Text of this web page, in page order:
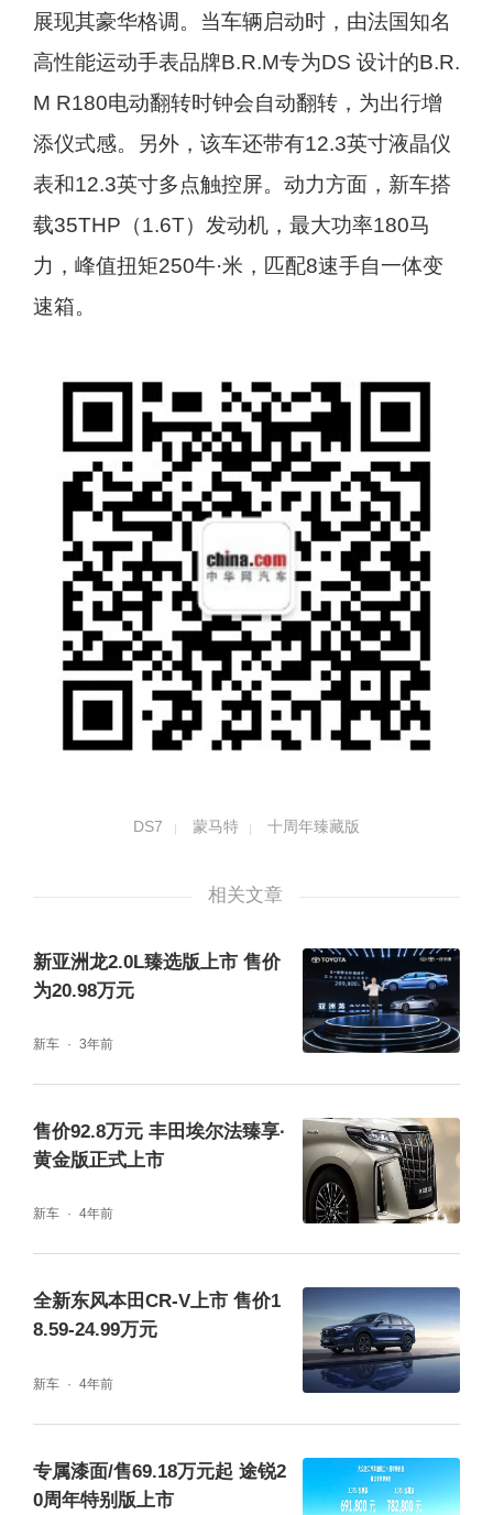
展现其豪华格调。当车辆启动时，由法国知名
高性能运动手表品牌B.R.M专为DS 设计的B.R.
M R180电动翻转时钟会自动翻转，为出行增
添仪式感。另外，该车还带有12.3英寸液晶仪
表和12.3英寸多点触控屏。动力方面，新车搭
载35THP（1.6T）发动机，最大功率180马
力，峰值扭矩250牛·米，匹配8速手自一体变
速箱。
DS7 蒙马特 十周年臻藏版
相关文章
新亚洲龙2.0L臻选版上市 售价
为20.98万元
新车 3年前
售价92.8万元 丰田埃尔法臻享·
黄金版正式上市
新车 4年前
全新东风本田CR-V上市 售价1
8.59-24.99万元
新车 4年前
专属漆面/售69.18万元起 途锐2
0周年特别版上市